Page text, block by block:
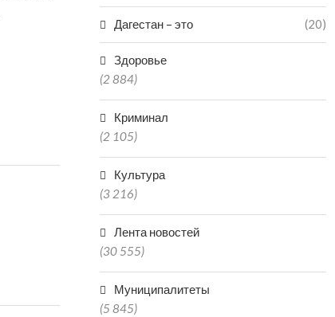
Дагестан – это (20)
Здоровье
(2 884)
Криминал
(2 105)
Культура
(3 216)
Лента новостей
(30 555)
Муниципалитеты
(5 845)